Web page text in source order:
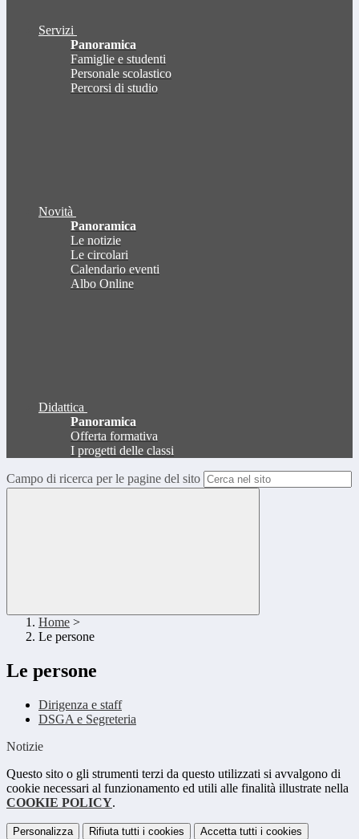
Servizi
Panoramica
Famiglie e studenti
Personale scolastico
Percorsi di studio
Novità
Panoramica
Le notizie
Le circolari
Calendario eventi
Albo Online
Didattica
Panoramica
Offerta formativa
I progetti delle classi
Campo di ricerca per le pagine del sito
Home >
Le persone
Le persone
Dirigenza e staff
DSGA e Segreteria
Notizie
Questo sito o gli strumenti terzi da questo utilizzati si avvalgono di
cookie necessari al funzionamento ed utili alle finalità illustrate nella
COOKIE POLICY.
Personalizza Rifiuta tutti i cookies Accetta tutti i cookies